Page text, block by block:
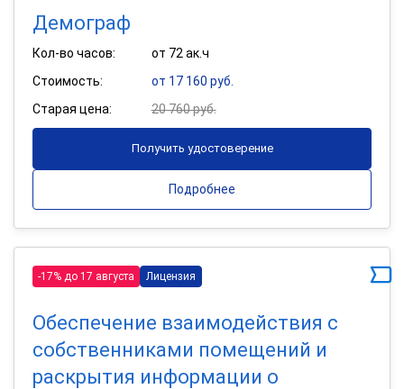
Демограф
Кол-во часов:
от 72 ак.ч
Стоимость:
от 17 160 руб.
Старая цена:
20 760 руб.
Получить удостоверение
Подробнее
-17% до 17 августа Лицензия
Обеспечение взаимодействия с
собственниками помещений и
раскрытия информации о